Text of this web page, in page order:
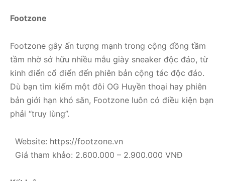
Footzone
Footzone gây ấn tượng mạnh trong cộng đồng tầm
tầm nhờ sở hữu nhiều mẫu giày sneaker độc đáo, từ
kinh điển cổ điển đến phiên bản cộng tác độc đáo.
Dù bạn tìm kiếm một đôi OG Huyền thoại hay phiên
bản giới hạn khó săn, Footzone luôn có điều kiện bạn
phải “truy lùng”.
Website: https://footzone.vn
Giá tham khảo: 2.600.000 – 2.900.000 VNĐ